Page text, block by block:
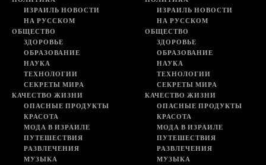
ИЗРАИЛЬ НОВОСТИ
НА РУССКОМ
ОБЩЕСТВО
ЗДОРОВЬЕ
ОБРАЗОВАНИЕ
НАУКА
ТЕХНОЛОГИИ
СЕКРЕТЫ МИРА
КАЧЕСТВО ЖИЗНИ
ОПАСНЫЕ ПРОДУКТЫ
КРАСОТА
МОДА В ИЗРАИЛЕ
ПУТЕШЕСТВИЯ
РАЗВЛЕЧЕНИЯ
МУЗЫКА
ИЗРАИЛЬ НОВОСТИ
НА РУССКОМ
ОБЩЕСТВО
ЗДОРОВЬЕ
ОБРАЗОВАНИЕ
НАУКА
ТЕХНОЛОГИИ
СЕКРЕТЫ МИРА
КАЧЕСТВО ЖИЗНИ
ОПАСНЫЕ ПРОДУКТЫ
КРАСОТА
МОДА В ИЗРАИЛЕ
ПУТЕШЕСТВИЯ
РАЗВЛЕЧЕНИЯ
МУЗЫКА